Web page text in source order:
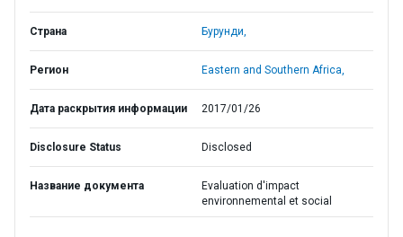
Страна Бурунди,
Регион Eastern and Southern Africa,
Дата раскрытия информации 2017/01/26
Disclosure Status Disclosed
Название документа
Evaluation d'impact
environnemental et social